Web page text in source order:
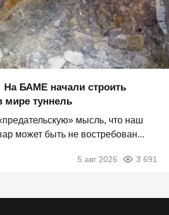
На БАМЕ начали строить
мире туннель
мысль, что наш
может быть не востребован...
5 авг 2026 3 691